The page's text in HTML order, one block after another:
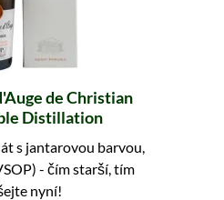
de Christian
Distillation
s jantarovou barvou,
- čím starší, tím
nyní!